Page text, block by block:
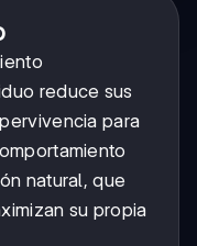
reduce sus
para
natural, que
su propia